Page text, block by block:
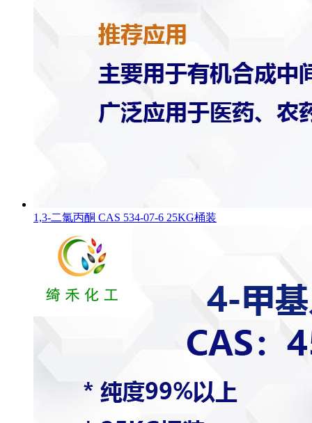
1,3-二氯丙酮 CAS 534-07-6 25KG桶装